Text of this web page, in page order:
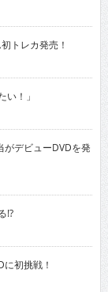
トレカ発売！
！」
デビューDVDを発
!?
初挑戦！